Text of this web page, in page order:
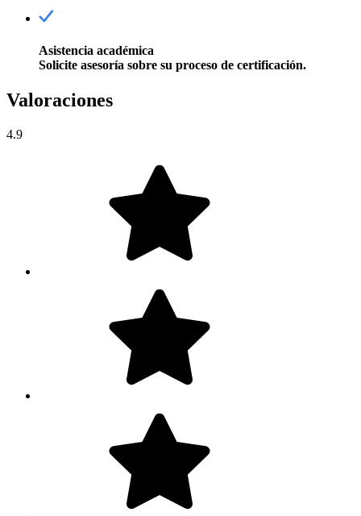
Asistencia académica
Solicite asesoría sobre su proceso de certificación.
Valoraciones
4.9